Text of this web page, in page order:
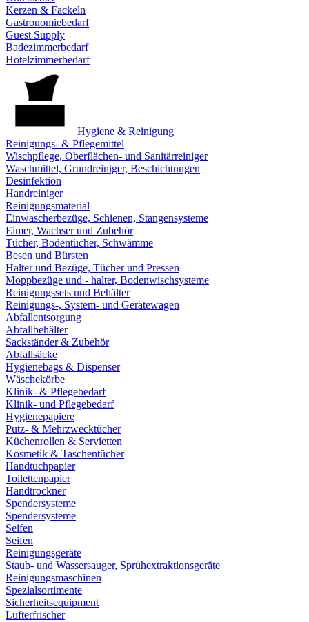
Kerzen & Fackeln
Gastronomiebedarf
Guest Supply
Badezimmerbedarf
Hotelzimmerbedarf
Hygiene & Reinigung
Reinigungs- & Pflegemittel
Wischpflege, Oberflächen- und Sanitärreiniger
Waschmittel, Grundreiniger, Beschichtungen
Desinfektion
Handreiniger
Reinigungsmaterial
Einwascherbezüge, Schienen, Stangensysteme
Eimer, Wachser und Zubehör
Tücher, Bodentücher, Schwämme
Besen und Bürsten
Halter und Bezüge, Tücher und Pressen
Moppbezüge und - halter, Bodenwischsysteme
Reinigungssets und Behälter
Reinigungs-, System- und Gerätewagen
Abfallentsorgung
Abfallbehälter
Sackständer & Zubehör
Abfallsäcke
Hygienebags & Dispenser
Wäschekörbe
Klinik- & Pflegebedarf
Klinik- und Pflegebedarf
Hygienepapiere
Putz- & Mehrzwecktücher
Küchenrollen & Servietten
Kosmetik & Taschentücher
Handtuchpapier
Toilettenpapier
Handtrockner
Spendersysteme
Spendersysteme
Seifen
Seifen
Reinigungsgeräte
Staub- und Wassersauger, Sprühextraktionsgeräte
Reinigungsmaschinen
Spezialsortimente
Sicherheitsequipment
Lufterfrischer